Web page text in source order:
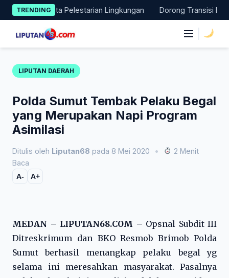
Skip
to
content
TRENDING
Nyata Pelestarian Lingkungan Dorong Transisi Energi di
LIPUTAN DAERAH
Polda Sumut Tembak Pelaku Begal
yang Merupakan Napi Program
Asimilasi
Ditulis oleh Liputan68 pada 8 Mei 2020 •
2 Menit
Baca
A- A+
MEDAN – LIPUTAN68.COM – Opsnal Subdit III
Ditreskrimum dan BKO Resmob Brimob Polda
Sumut berhasil menangkap pelaku begal yg
selama ini meresahkan masyarakat. Pasalnya